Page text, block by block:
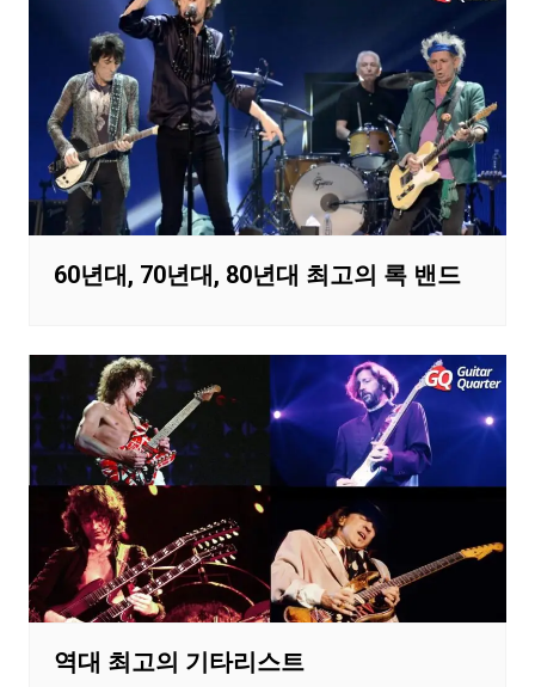
60년대, 70년대, 80년대 최고의 록 밴드
역대 최고의 기타리스트